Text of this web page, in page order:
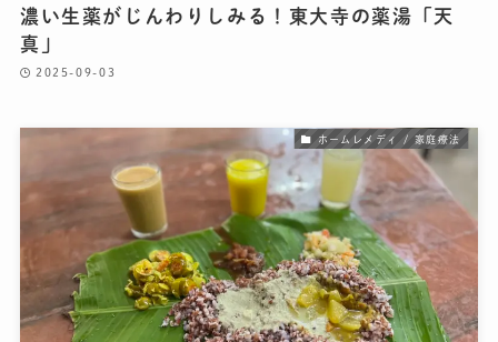
濃い生薬がじんわりしみる！東大寺の薬湯「天
真」
2025-09-03
ホームレメディ / 家庭療法